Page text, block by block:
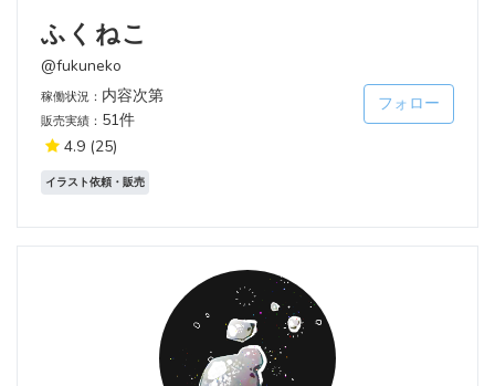
ふくねこ
@fukuneko
稼働状況： 内容次第
販売実績： 51件
4.9 (25)
フォロー
イラスト依頼・販売